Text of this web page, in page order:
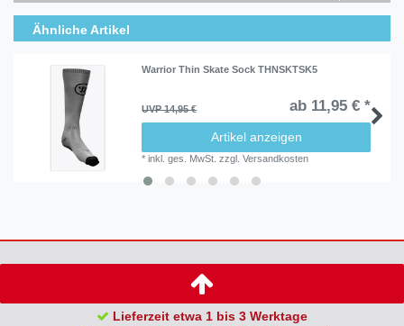
Ähnliche Artikel
Warrior Thin Skate Sock THNSKTSK5
UVP 14,95 € ab 11,95 € *
Artikel anzeigen
*inkl. ges. MwSt. zzgl.Versandkosten
Lieferzeit etwa 1 bis 3 Werktage